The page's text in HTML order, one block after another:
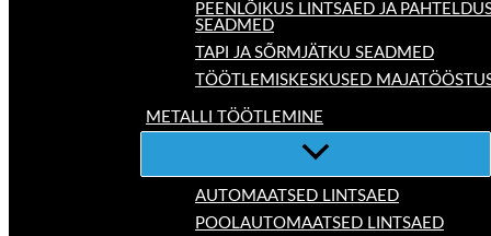
PEENLÕIKUS LINTSAED JA
SEADMED
TAPI JA SÕRMJÄTKU SEADMED
TÖÖTLEMISKESKUSED
METALLI TÖÖTLEMINE
AUTOMAATSED LINTSAED
POOLAUTOMAATSED LINTSAED